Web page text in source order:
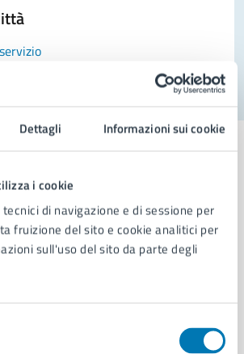
Dettagli Informazioni sui cookie
i cookie
di navigazione e di sessione per
fruizione del sito e cookie analitici per
sull'uso del sito da parte degli
Napoli